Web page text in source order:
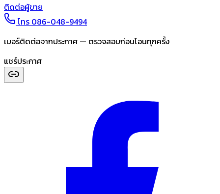
ติดต่อผู้ขาย
โทร 086-048-9494
เบอร์ติดต่อจากประกาศ — ตรวจสอบก่อนโอนทุกครั้ง
แชร์ประกาศ